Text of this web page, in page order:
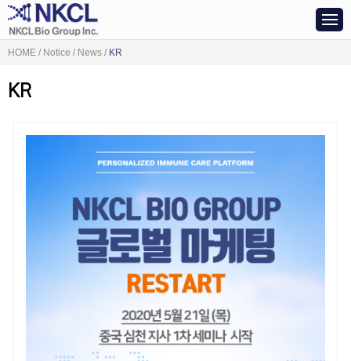
HOME / Notice / News / KR
KR